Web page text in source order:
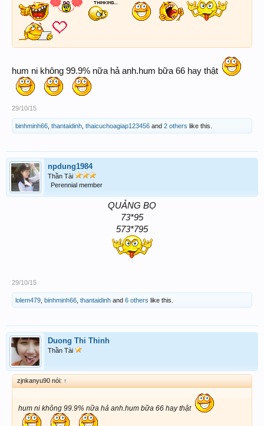
hum ni không 99.9% nữa hả anh.hum bữa 66 hay thật
29/10/15
binhminh66 thantaidinh thaicuchoagiap123456 and 2 others like this.
npdung1984
Thần Tài
Perennial member
QUẢNG BỌ
73*95
573*795
29/10/15
lolem479 binhminh66 thantaidinh and 6 others like this.
Duong Thi Thinh
Thần Tài
zjnkanyu90 nói: ↑
hum ni không 99.9% nữa hả anh.hum bữa 66 hay thật